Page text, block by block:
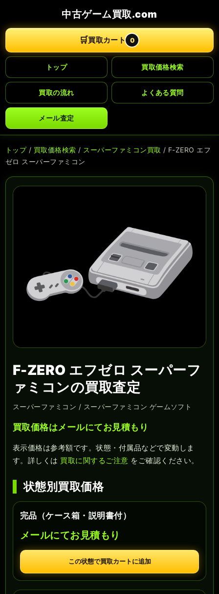
中古ゲーム買取.com
🛒買取カート 0
トップ 買取価格検索
買取の流れ よくある質問
メール査定
トップ/ 買取価格検索 / スーパーファミコン買取 / F-ZERO エフ
ゼロ スーパーファミコン
F-ZERO エフゼロ スーパーフ
ァミコンの買取査定
スーパーファミコン / スーパーファミコン ゲームソフト
買取価格はメールにてお見積もり
表示価格は参考額です。状態・付属品などで変動しま
す。詳しくは 買取に関するご注意 をご確認ください。
状態別買取価格
完品（ケース箱・説明書付）
メールにてお見積もり
この状態で買取カートに追加